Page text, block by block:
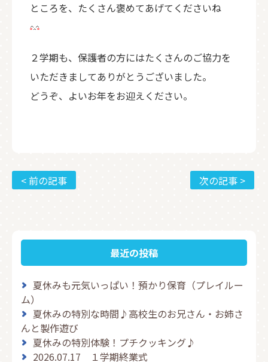
ところを、たくさん褒めてあげてくださいね
２学期も、保護者の方にはたくさんのご協力を
いただきましてありがとうございました。
どうぞ、よいお年をお迎えください。
< 前の記事 次の記事 >
最近の投稿
夏休みも元気いっぱい！預かり保育（プレイルー
ム）
夏休みの特別な時間♪高校生のお兄さん・お姉さ
んと製作遊び
夏休みの特別体験！プチクッキング♪
2026.07.17 １学期終業式